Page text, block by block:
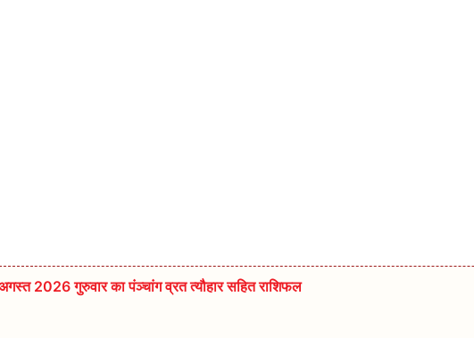
2026 गुरुवार का पंञ्चांग व्रत त्यौहार सहित राशिफल